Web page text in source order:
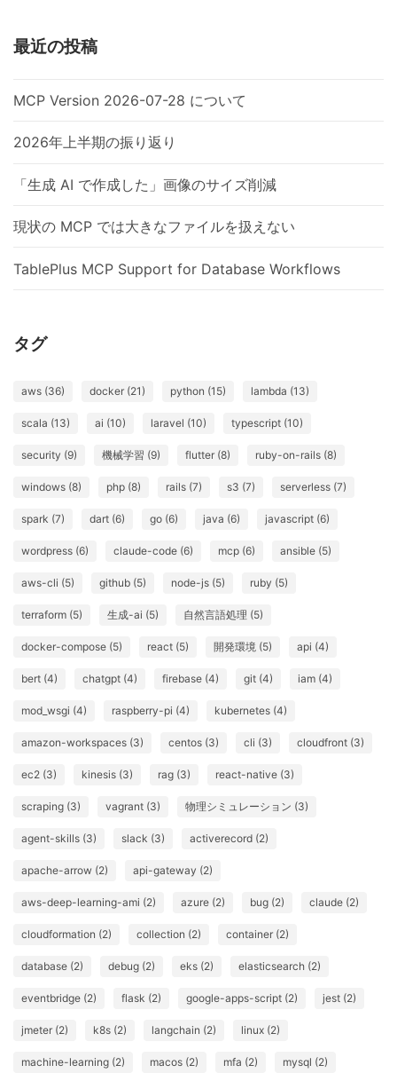
最近の投稿
MCP Version 2026-07-28 について
2026年上半期の振り返り
「生成 AI で作成した」画像のサイズ削減
現状の MCP では大きなファイルを扱えない
TablePlus MCP Support for Database Workflows
タグ
aws (36) docker (21) python (15) lambda (13)
scala (13) ai (10) laravel (10) typescript (10)
security (9) 機械学習 (9) flutter (8) ruby-on-rails (8)
windows (8) php (8) rails (7) s3 (7) serverless (7)
spark (7) dart (6) go (6) java (6) javascript (6)
wordpress (6) claude-code (6) mcp (6) ansible (5)
aws-cli (5) github (5) node-js (5) ruby (5)
terraform (5) 生成-ai (5) 自然言語処理 (5)
docker-compose (5) react (5) 開発環境 (5) api (4)
bert (4) chatgpt (4) firebase (4) git (4) iam (4)
mod_wsgi (4) raspberry-pi (4) kubernetes (4)
amazon-workspaces (3) centos (3) cli (3) cloudfront (3)
ec2 (3) kinesis (3) rag (3) react-native (3)
scraping (3) vagrant (3) 物理シミュレーション (3)
agent-skills (3) slack (3) activerecord (2)
apache-arrow (2) api-gateway (2)
aws-deep-learning-ami (2) azure (2) bug (2) claude (2)
cloudformation (2) collection (2) container (2)
database (2) debug (2) eks (2) elasticsearch (2)
eventbridge (2) flask (2) google-apps-script (2) jest (2)
jmeter (2) k8s (2) langchain (2) linux (2)
machine-learning (2) macos (2) mfa (2) mysql (2)